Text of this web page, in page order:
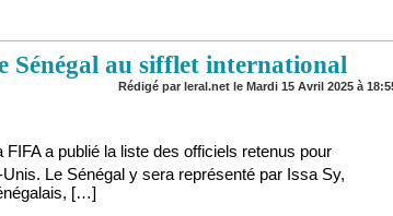
Sénégal au sifflet international
Rédigé par leral.net le Mardi 15 Avril 2025 à
a publié la liste des officiels retenus pour
Le Sénégal y sera représenté par Issa Sy,
[…]